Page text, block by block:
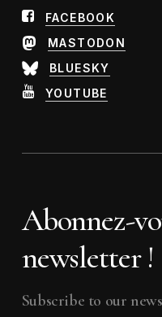
FACEBOOK
MASTODON
BLUESKY
YOUTUBE
Abonnez-
newsletter !
Subscribe to our